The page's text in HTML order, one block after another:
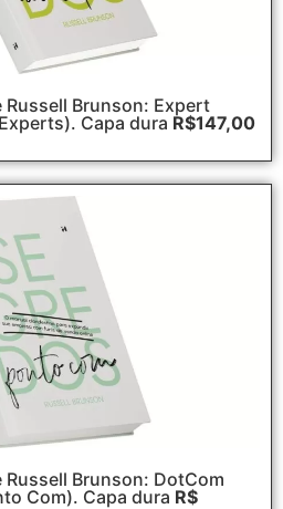
Brunson: Expert
Capa dura R$147,00
Brunson: DotCom
Com). Capa dura R$